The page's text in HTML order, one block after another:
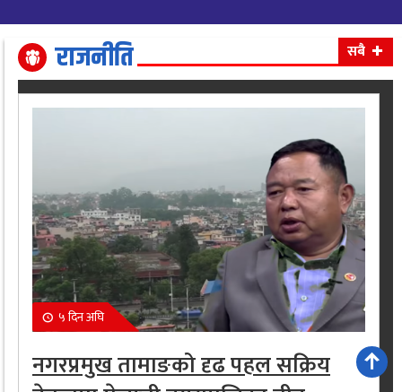
राजनीति सबै
५ दिन अघि
नगरप्रमुख तामाङको दृढ पहल सक्रिय